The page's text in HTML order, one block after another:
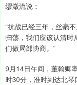
缪澂流说：
“抗战已经三年，丝毫
扫荡，我们应该认清时
们做局部协商。”
9月14日午间，董翰卿
时30分，准时到达北琴